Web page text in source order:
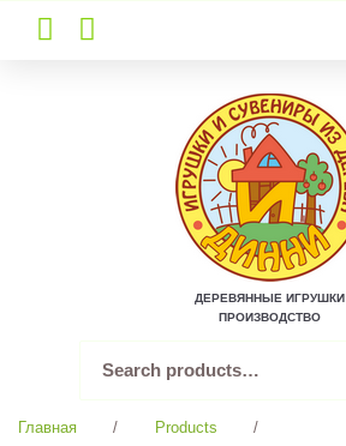
to
content
ДЕРЕВЯННЫЕ ИГРУШКИ
ПРОИЗВОДСТВО
for:
Главная / Products
/